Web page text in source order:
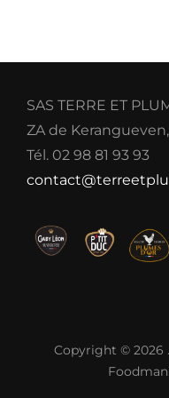
SAS TERRE ET
ZA de
Tél. 02 98 81 93 93
Copyright © 2026